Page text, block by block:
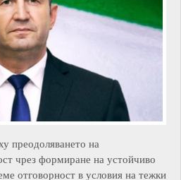
преодоляването на
чрез формиране на устойчиво
отговорност в условия на тежки